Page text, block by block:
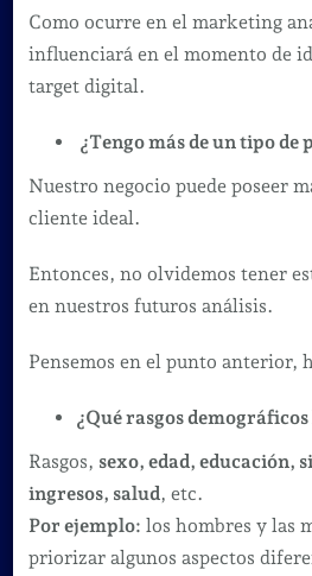
Como ocurre en el marketing
influenciará en el momento de
target digital.
¿Tengo más de un tipo de
Nuestro negocio puede poseer
cliente ideal.
Entonces, no olvidemos tener
en nuestros futuros análisis.
Pensemos en el punto anterior,
¿Qué rasgos
Rasgos, sexo, edad, educación,
ingresos, salud, etc.
Por ejemplo: los hombres y las
priorizar algunos aspectos